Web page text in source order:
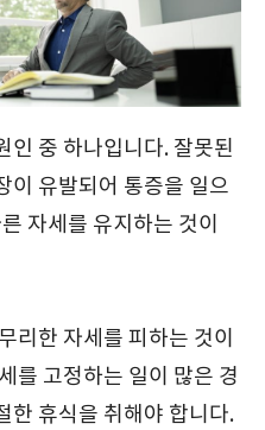
인 중 하나입니다. 잘못된
이 유발되어 통증을 일으
자세를 유지하는 것이
리한 자세를 피하는 것이
를 고정하는 일이 많은 경
한 휴식을 취해야 합니다.